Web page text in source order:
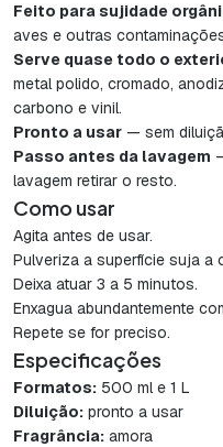
Feito para sujidade
aves e outras
Serve quase todo o
metal polido, cromado,
carbono e vinil.
Pronto a usar — sem
Passo antes da lavagem
lavagem retirar o resto.
Como usar
Agita antes de usar.
Pulveriza a superfície suja a
Deixa atuar 3 a 5 minutos.
Enxagua abundantemente
Repete se for preciso.
Especificações
Formatos: 500 ml e 1 L
Diluição: pronto a usar
Fragrância: amora